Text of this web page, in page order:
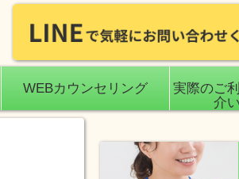
WEBカウンセリング
実際のご
介